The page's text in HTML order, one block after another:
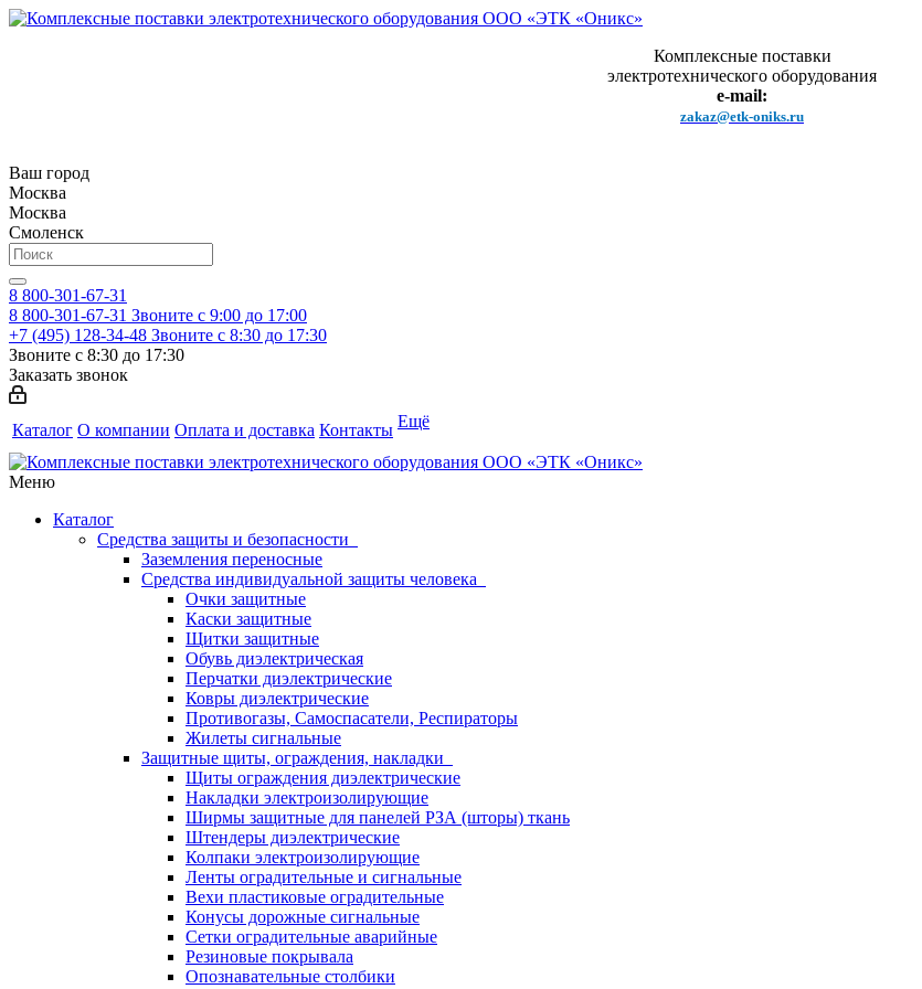
Комплексные поставки
электротехнического оборудования
e-mail:
zakaz@etk-oniks.ru
Ваш город
Москва
Москва
Смоленск
8 800-301-67-31
8 800-301-67-31 Звоните с 9:00 до 17:00
+7 (495) 128-34-48 Звоните с 8:30 до 17:30
Звоните с 8:30 до 17:30
Заказать звонок
Каталог О компании Оплата и доставка Контакты Ещё
Меню
Каталог
Средства защиты и безопасности
Заземления переносные
Средства индивидуальной защиты человека
Очки защитные
Каски защитные
Щитки защитные
Обувь диэлектрическая
Перчатки диэлектрические
Ковры диэлектрические
Противогазы, Самоспасатели, Респираторы
Жилеты сигнальные
Защитные щиты, ограждения, накладки
Щиты ограждения диэлектрические
Накладки электроизолирующие
Ширмы защитные для панелей РЗА (шторы) ткань
Штендеры диэлектрические
Колпаки электроизолирующие
Ленты оградительные и сигнальные
Вехи пластиковые оградительные
Конусы дорожные сигнальные
Сетки оградительные аварийные
Резиновые покрывала
Опознавательные столбики